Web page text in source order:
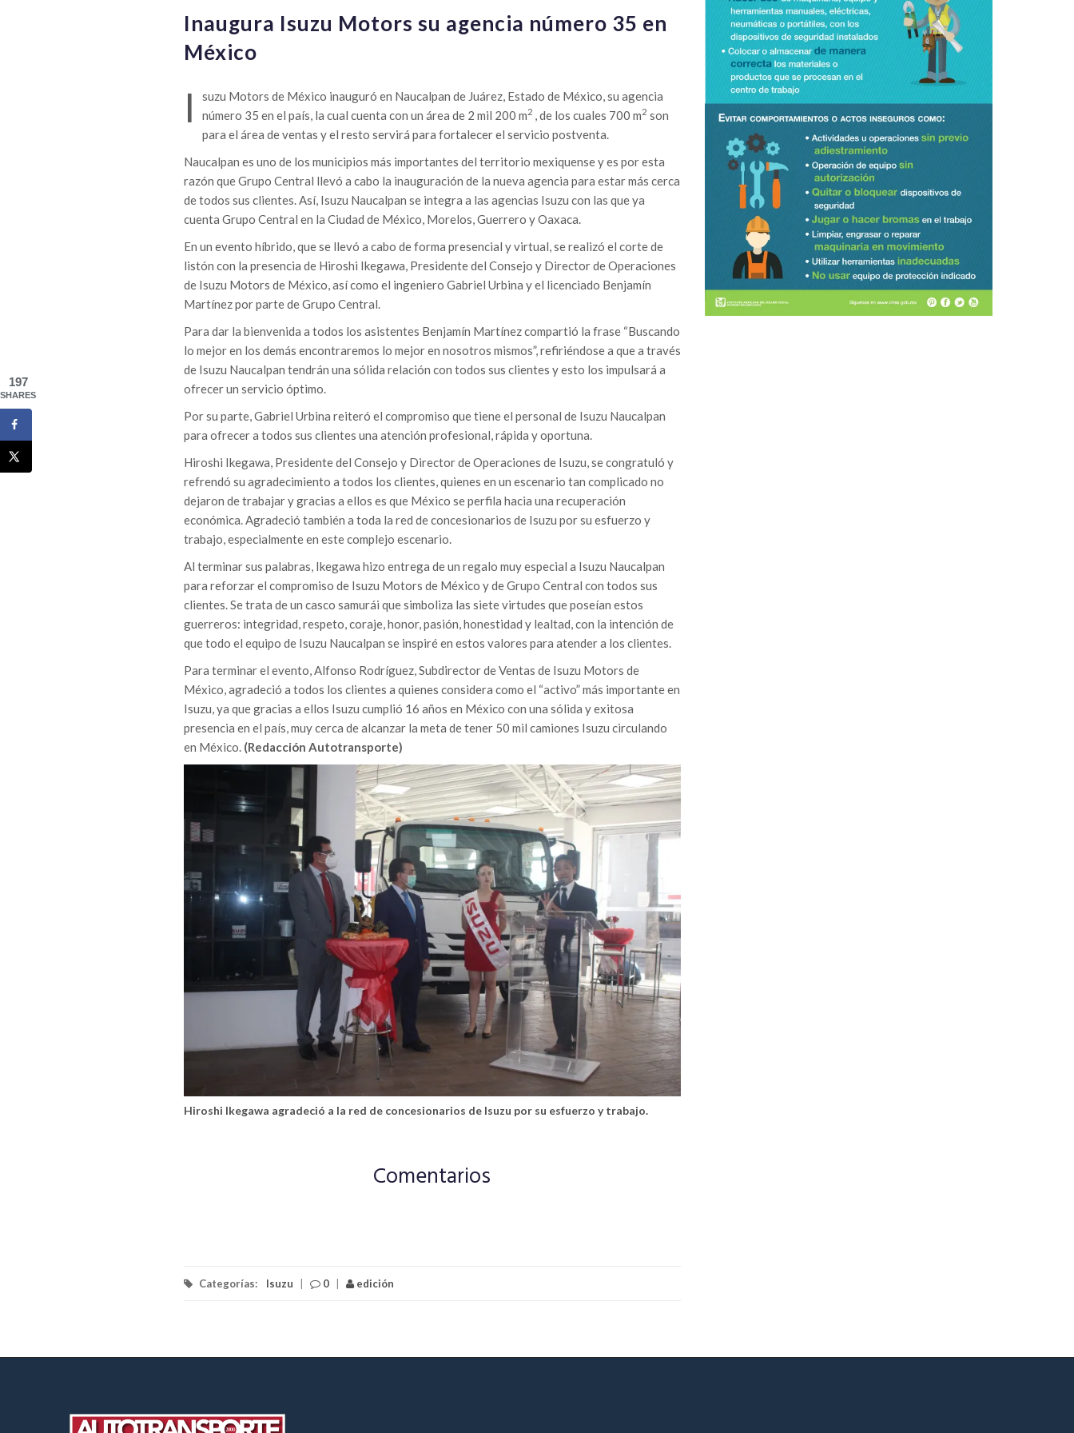
Inaugura Isuzu Motors su agencia número 35 en
México
I
suzu Motors de México inauguró en Naucalpan de Juárez, Estado de México, su agencia
número 35 en el país, la cual cuenta con un área de 2 mil 200 m2 , de los cuales 700 m2 son
para el área de ventas y el resto servirá para fortalecer el servicio postventa.
Naucalpan es uno de los municipios más importantes del territorio mexiquense y es por esta
razón que Grupo Central llevó a cabo la inauguración de la nueva agencia para estar más cerca
de todos sus clientes. Así, Isuzu Naucalpan se integra a las agencias Isuzu con las que ya
cuenta Grupo Central en la Ciudad de México, Morelos, Guerrero y Oaxaca.
En un evento híbrido, que se llevó a cabo de forma presencial y virtual, se realizó el corte de
listón con la presencia de Hiroshi Ikegawa, Presidente del Consejo y Director de Operaciones
de Isuzu Motors de México, así como el ingeniero Gabriel Urbina y el licenciado Benjamín
Martínez por parte de Grupo Central.
Para dar la bienvenida a todos los asistentes Benjamín Martínez compartió la frase “Buscando
lo mejor en los demás encontraremos lo mejor en nosotros mismos”, refiriéndose a que a través
de Isuzu Naucalpan tendrán una sólida relación con todos sus clientes y esto los impulsará a
ofrecer un servicio óptimo.
Por su parte, Gabriel Urbina reiteró el compromiso que tiene el personal de Isuzu Naucalpan
para ofrecer a todos sus clientes una atención profesional, rápida y oportuna.
Hiroshi Ikegawa, Presidente del Consejo y Director de Operaciones de Isuzu, se congratuló y
refrendó su agradecimiento a todos los clientes, quienes en un escenario tan complicado no
dejaron de trabajar y gracias a ellos es que México se perfila hacia una recuperación
económica. Agradeció también a toda la red de concesionarios de Isuzu por su esfuerzo y
trabajo, especialmente en este complejo escenario.
Al terminar sus palabras, Ikegawa hizo entrega de un regalo muy especial a Isuzu Naucalpan
para reforzar el compromiso de Isuzu Motors de México y de Grupo Central con todos sus
clientes. Se trata de un casco samurái que simboliza las siete virtudes que poseían estos
guerreros: integridad, respeto, coraje, honor, pasión, honestidad y lealtad, con la intención de
que todo el equipo de Isuzu Naucalpan se inspiré en estos valores para atender a los clientes.
Para terminar el evento, Alfonso Rodríguez, Subdirector de Ventas de Isuzu Motors de
México, agradeció a todos los clientes a quienes considera como el “activo” más importante en
Isuzu, ya que gracias a ellos Isuzu cumplió 16 años en México con una sólida y exitosa
presencia en el país, muy cerca de alcanzar la meta de tener 50 mil camiones Isuzu circulando
en México. (Redacción Autotransporte)
Hiroshi Ikegawa agradeció a la red de concesionarios de Isuzu por su esfuerzo y trabajo.
Comentarios
Categorías: Isuzu 0 edición
197
SHARES